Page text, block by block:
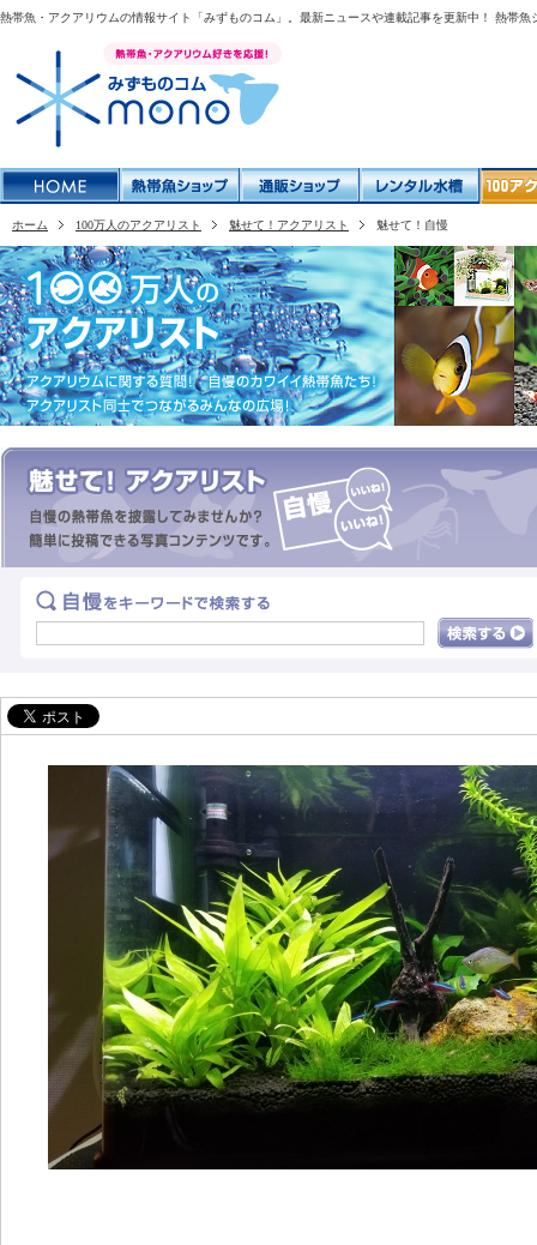
熱帯魚・アクアリウムの情報サイト「みずものコム」。最新ニュースや連載記事を更新中！ 熱帯
ホーム 100万人のアクアリスト 魅せて！アクアリスト 魅せて！自慢